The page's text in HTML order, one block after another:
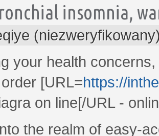
insomnia,
your health
[URL=https://
on line[/URL -
the realm of easy-